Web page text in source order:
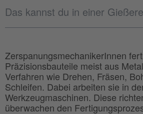
Das kannst du in einer
ZerspanungsmechanikerInnen
Präzisionsbauteile meist aus
Verfahren wie Drehen, Fräsen,
Schleifen. Dabei arbeiten sie in
Werkzeugmaschinen. Diese
überwachen den